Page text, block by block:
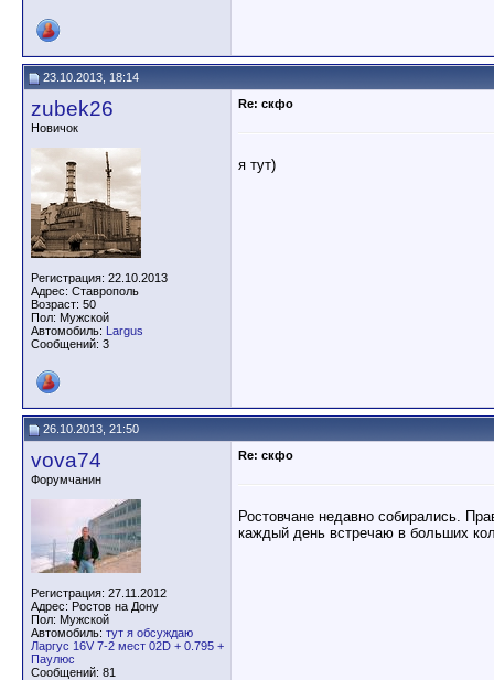
23.10.2013, 18:14
zubek26
Новичок
Регистрация: 22.10.2013
Адрес: Ставрополь
Возраст: 50
Пол: Мужской
Автомобиль: Largus
Сообщений: 3
Re: скфо
я тут)
26.10.2013, 21:50
vova74
Форумчанин
Регистрация: 27.11.2012
Адрес: Ростов на Дону
Пол: Мужской
Автомобиль: тут я обсуждаю
Ларгус 16V 7-2 мест 02D + 0.795 +
Паулюс
Сообщений: 81
Re: скфо
Ростовчане недавно собирались.
каждый день встречаю в больших